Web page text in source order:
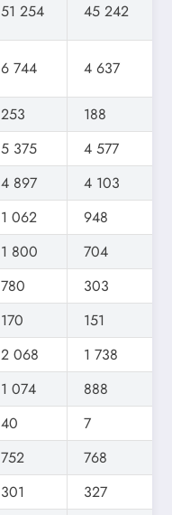
51 254 45 242
6 744 4 637
253
188
5 375
4 577
4 897
4 103
1 062
948
1 800
704
780
303
170
151
2 068
1 738
1 074
888
40
7
752
768
301
327